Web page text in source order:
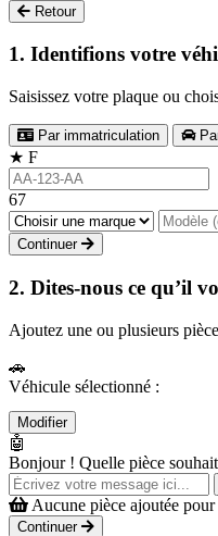
Retour
1. Identifions votre
Saisissez votre plaque ou
Par immatriculation
★ F
67
Continuer
2. Dites-nous ce qu’il
Ajoutez une ou plusieurs
🚗
Véhicule sélectionné :
Modifier
🤖
Bonjour ! Quelle pièce
Aucune pièce ajoutée
Continuer